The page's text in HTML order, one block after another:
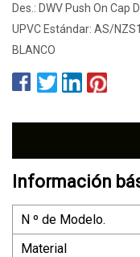
Des.: DWV Push On Cap
UPVC Estándar: AS/
BLANCO
Información
N º de Modelo.
Material